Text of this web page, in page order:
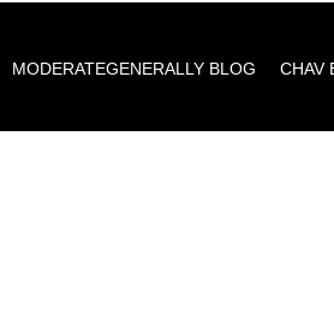
MODERATEGENERALLY BLOG CHAV